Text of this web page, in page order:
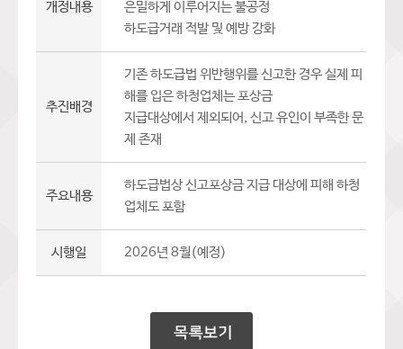
개정내용
은밀하게 이루어지는 불공정
하도급거래 적발 및 예방 강화
추진배경
기존 하도급법 위반행위를 신고한 경우 실제 피
해를 입은 하청업체는 포상금
지급대상에서 제외되어, 신고 유인이 부족한 문
제 존재
주요내용
하도급법상 신고포상금 지급 대상에 피해 하청
업체도 포함
시행일 2026년 8월(예정)